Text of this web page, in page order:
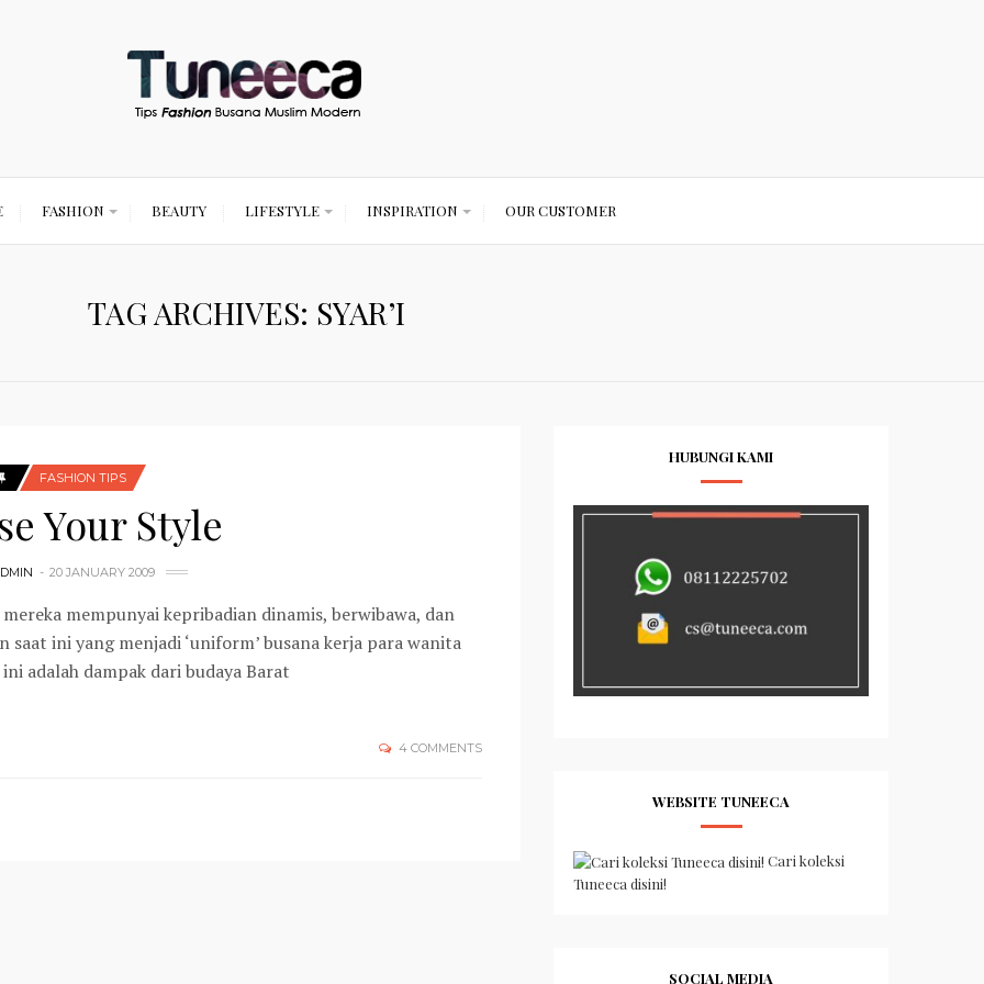
FASHION BEAUTY LIFESTYLE INSPIRATION OUR CUSTOMER
TAG ARCHIVES: SYAR’I
FASHION TIPS
Your Style
20 JANUARY 2009
mempunyai kepribadian dinamis, berwibawa, dan
saat ini yang menjadi ‘uniform’ busana kerja para wanita
adalah dampak dari budaya Barat
4 COMMENTS
HUBUNGI KAMI
WEBSITE TUNEECA
Cari koleksi
Tuneeca disini!
SOCIAL MEDIA